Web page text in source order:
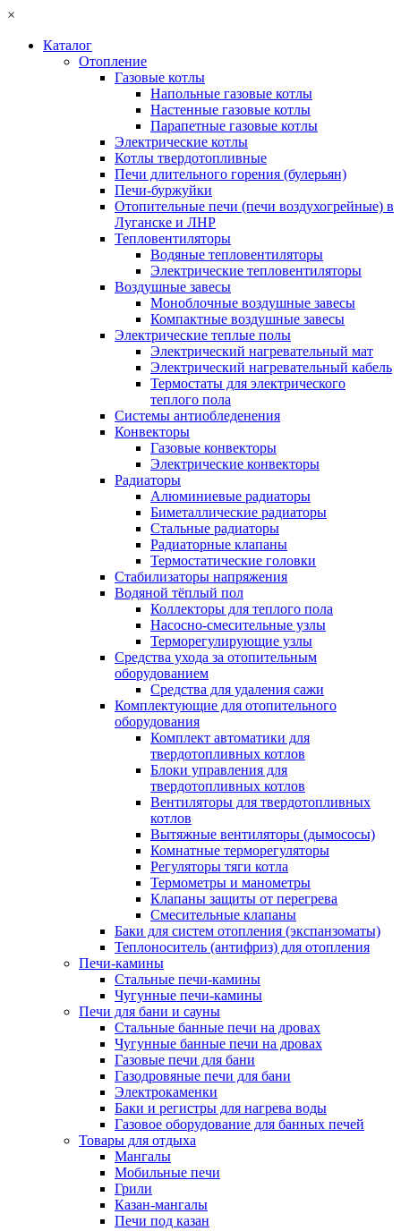
×
Каталог
Отопление
Газовые котлы
Напольные газовые котлы
Настенные газовые котлы
Парапетные газовые котлы
Электрические котлы
Котлы твердотопливные
Печи длительного горения (булерьян)
Печи-буржуйки
Отопительные печи (печи воздухогрейные) в
Луганске и ЛНР
Тепловентиляторы
Водяные тепловентиляторы
Электрические тепловентиляторы
Воздушные завесы
Моноблочные воздушные завесы
Компактные воздушные завесы
Электрические теплые полы
Электрический нагревательный мат
Электрический нагревательный кабель
Термостаты для электрического
теплого пола
Системы антиобледенения
Конвекторы
Газовые конвекторы
Электрические конвекторы
Радиаторы
Алюминиевые радиаторы
Биметаллические радиаторы
Стальные радиаторы
Радиаторные клапаны
Термостатические головки
Стабилизаторы напряжения
Водяной тёплый пол
Коллекторы для теплого пола
Насосно-смесительные узлы
Терморегулирующие узлы
Средства ухода за отопительным
оборудованием
Средства для удаления сажи
Комплектующие для отопительного
оборудования
Комплект автоматики для
твердотопливных котлов
Блоки управления для
твердотопливных котлов
Вентиляторы для твердотопливных
котлов
Вытяжные вентиляторы (дымососы)
Комнатные терморегуляторы
Регуляторы тяги котла
Термометры и манометры
Клапаны защиты от перегрева
Смесительные клапаны
Баки для систем отопления (экспанзоматы)
Теплоноситель (антифриз) для отопления
Печи-камины
Стальные печи-камины
Чугунные печи-камины
Печи для бани и сауны
Стальные банные печи на дровах
Чугунные банные печи на дровах
Газовые печи для бани
Газодровяные печи для бани
Электрокаменки
Баки и регистры для нагрева воды
Газовое оборудование для банных печей
Товары для отдыха
Мангалы
Мобильные печи
Грили
Казан-мангалы
Печи под казан